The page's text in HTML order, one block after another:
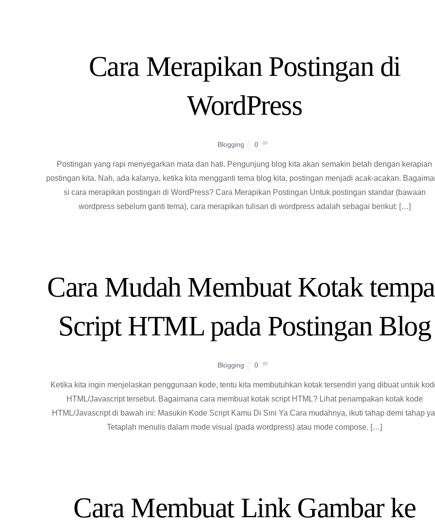
Cara Merapikan Postingan di
WordPress
Blogging 0
Postingan yang rapi menyegarkan mata dan hati. Pengunjung blog kita akan semakin betah dengan kerapian
postingan kita. Nah, ada kalanya, ketika kita mengganti tema blog kita, postingan menjadi acak-acakan.
si cara merapikan postingan di WordPress? Cara Merapikan Postingan Untuk postingan standar (bawaan
wordpress sebelum ganti tema), cara merapikan tulisan di wordpress adalah sebagai berikut: […]
Cara Mudah Membuat Kotak
Script HTML pada Postingan Blog
Blogging 0
Ketika kita ingin menjelaskan penggunaan kode, tentu kita membutuhkan kotak tersendiri yang dibuat untuk
HTML/Javascript tersebut. Bagaimana cara membuat kotak script HTML? Lihat penampakan kotak kode
HTML/Javascript di bawah ini: Masukin Kode Script Kamu Di Sini Ya Cara mudahnya, ikuti tahap demi tahap
Tetaplah menulis dalam mode visual (pada wordpress) atau mode compose. […]
Cara Membuat Link Gambar ke